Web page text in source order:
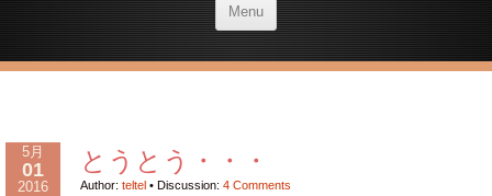
Menu
5月
01
2016
とうとう・・・
Author: teltel • Discussion: 4 Comments